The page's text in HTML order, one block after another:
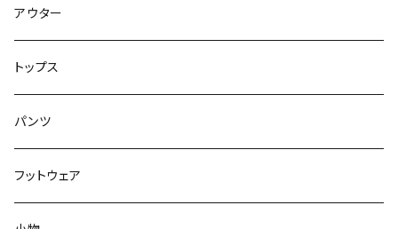
アウター
トップス
パンツ
フットウェア